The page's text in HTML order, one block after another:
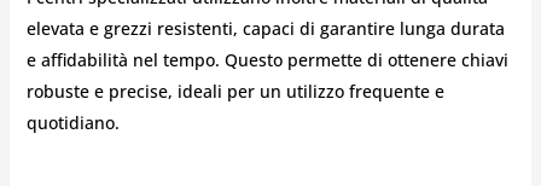
elevata e grezzi resistenti, capaci di garantire lunga durata
e affidabilità nel tempo. Questo permette di ottenere chiavi
robuste e precise, ideali per un utilizzo frequente e
quotidiano.